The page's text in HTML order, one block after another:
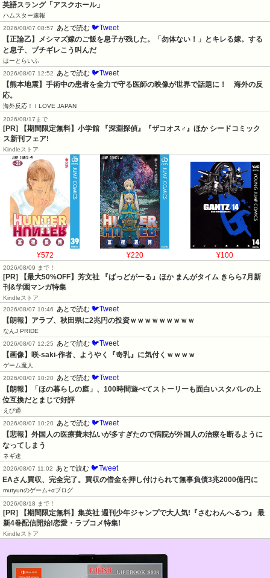
英語スラング「アスクホール」
ハムスター速報
2026/08/07 08:57
あとで読む 🐦Tweet
【正論乙】メシマズ嫁のご飯を息子が残した。「勿体ない！」とキレる嫁。する
と息子、ブチギレこう叫んだ
はーとらいふ
2026/08/07 12:52
あとで読む 🐦Tweet
【熊本地震】手術中の患者を全力で守る医師の映像が世界で話題に！　海外の反
応。
海外反応！ I LOVE JAPAN
2026/08/17まで
[PR] 【期間限定無料】小学館 『深淵探偵』『ザコオス♂』ほか シードコミック
ス新刊フェア!
Kindleストア
¥572 ¥220 ¥100
2026/08/09 まで！
[PR] 【最大50%OFF】芳文社 『ばっどがーる』ほか まんがタイム きらら7月新
刊&学園マンガ特集
Kindleストア
2026/08/07 10:46
あとで読む 🐦Tweet
【朗報】アラブ、秋田県に2兆円の投資ｗｗｗｗｗｗｗｗｗ
なんJ PRIDE
2026/08/07 12:25
あとで読む 🐦Tweet
【画像】咲-saki-作者、ようやく『奇乳』に気付くｗｗｗｗ
ゲーム魔人
2026/08/07 10:20
あとで読む 🐦Tweet
【朗報】「ほの暮らしの庭」、100時間遊べてストーリーも面白いスタバレの上
位互換だとまじで好評
えび通
2026/08/07 10:20
あとで読む 🐦Tweet
【悲報】外国人の医療費未払いが多すぎたので病院が外国人の治療を断るように
なってしまう
ネギ速
2026/08/07 11:02
あとで読む 🐦Tweet
EAさん買収、完全完了。買収の借金を押し付けられて無事負債3兆2000億円に
mutyunのゲーム+αブログ
2026/08/18 まで！
[PR] 【期間限定無料】集英社 週刊少年ジャンプで大人気!『さむわんへるつ』 最
新4巻配信開始!恋愛・ラブコメ特集!
Kindleストア